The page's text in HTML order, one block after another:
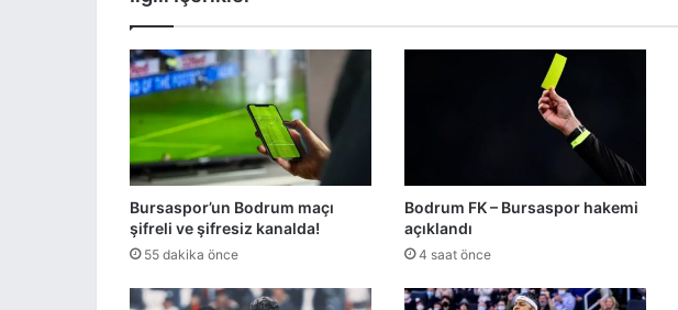
Bursaspor’un Bodrum maçı
şifreli ve şifresiz kanalda!
55 dakika önce
Bodrum FK – Bursaspor hakemi
açıklandı
4 saat önce